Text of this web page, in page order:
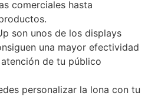
comerciales hasta
son unos de los displays
una mayor efectividad
de tu público
personalizar la lona con tu